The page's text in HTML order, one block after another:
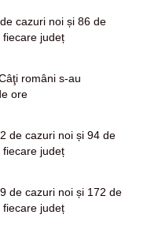
cazuri noi și 86 de
fiecare județ
români s-au
ore
de cazuri noi și 94 de
fiecare județ
de cazuri noi și 172 de
fiecare județ